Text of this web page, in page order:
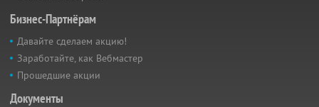
Бизнес-Партнёрам
Давайте сделаем акцию!
Заработайте, как Вебмастер
Прошедшие акции
Документы